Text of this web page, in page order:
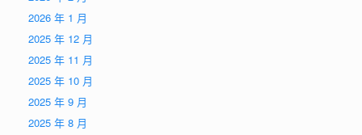
2026 年 1 月
2025 年 12 月
2025 年 11 月
2025 年 10 月
2025 年 9 月
2025 年 8 月